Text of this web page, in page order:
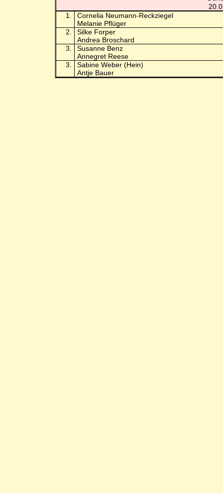
1.
Cornelia Neumann-Reckziegel
Melanie Pflüger
2.
Silke Forper
Andrea Broschard
3.
Susanne Benz
Annegret Reese
3.
Sabine Weber (Hein)
Antje Bauer